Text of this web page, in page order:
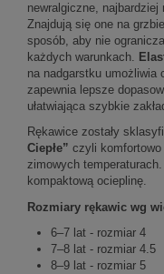
newralgiczne, najbardziej
Znajdują się one na
sposób, aby nie
każdych warunkach.
na nadgarstku umożliwia
zapewnia lepsze
ułatwiająca szybkie
Rękawice zostały
Ciepłe” czyli komfortowo
zimowych
kompaktową ocieplinę.
Rozmiary rękawic wg
6–7 lat - rozmiar 4
7–8 lat - rozmiar 4.5
8–9 lat - rozmiar 5